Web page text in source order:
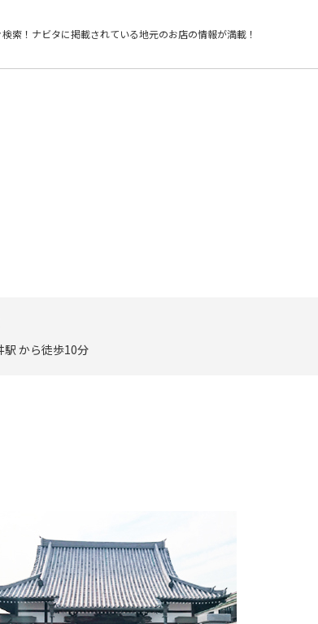
索！ ナビタに掲載されている地元のお店の情報が満載！
駅 から徒歩10分